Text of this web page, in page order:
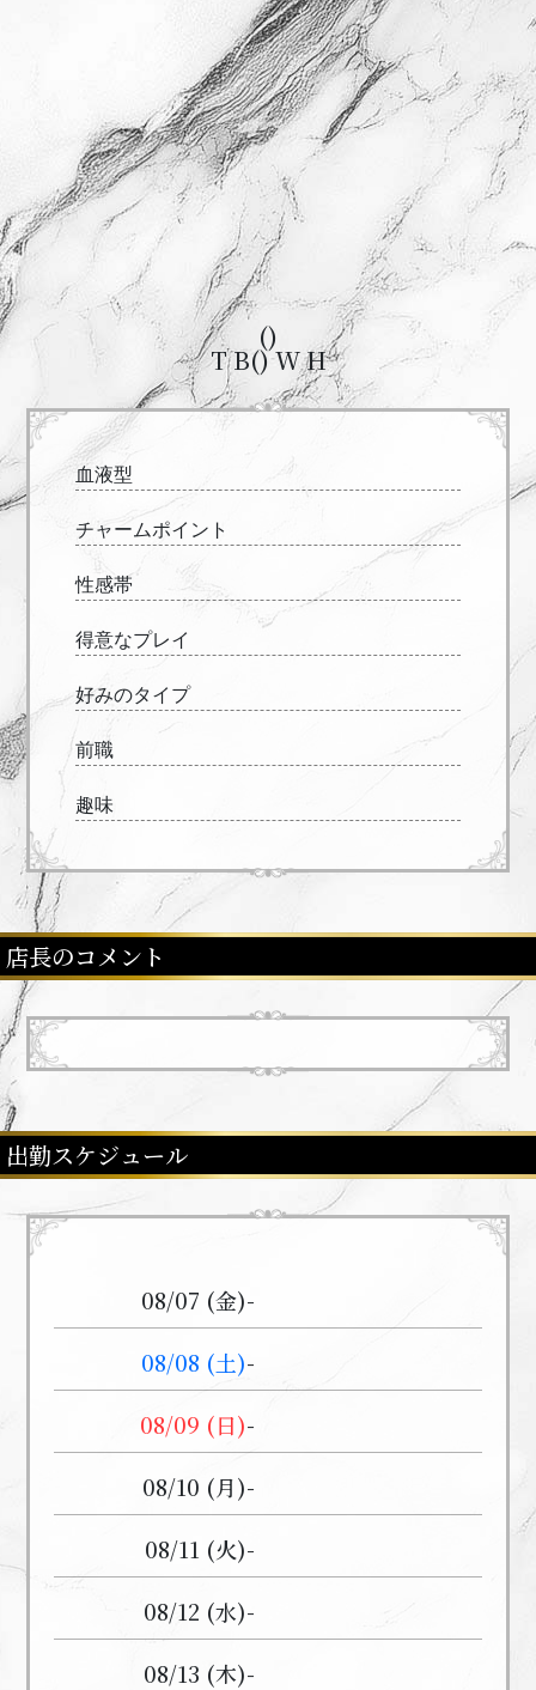
()
T B() W H
血液型
チャームポイント
性感帯
得意なプレイ
好みのタイプ
前職
趣味
店長のコメント
出勤スケジュール
08/07 (金)-
08/08 (土)-
08/09 (日)-
08/10 (月)-
08/11 (火)-
08/12 (水)-
08/13 (木)-